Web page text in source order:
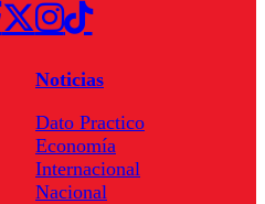
Noticias
Dato Practico
Economía
Internacional
Nacional